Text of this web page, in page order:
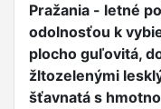
Pražania - letné
odolnosťou k
plocho guľovitá,
žltozelenými
šťavnatá s